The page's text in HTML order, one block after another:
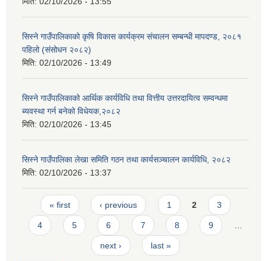
सिस्ने गाउँपालिकाको कृषि विकास कार्यक्रम संचालन सम्बन्धी मापदण्ड, २०८१
पहिलो (संसोधन २०८२)
मिति: 02/10/2026 - 13:49
सिस्ने गाउँपालिकाको आर्थिक कार्यविधि तथा वित्तीय उत्तरदायित्व सम्वन्धमा
ब्यवस्था गर्न बनेको विधेयक,२०८२
मिति: 02/10/2026 - 13:45
सिस्ने गाउँपालिका लेखा समिति गठन तथा कार्यसञ्चालन कार्यविधि, २०८२
मिति: 02/10/2026 - 13:37
Pages
« first ‹ previous 1 2 3
4 5 6 7 8 9 …
next › last »